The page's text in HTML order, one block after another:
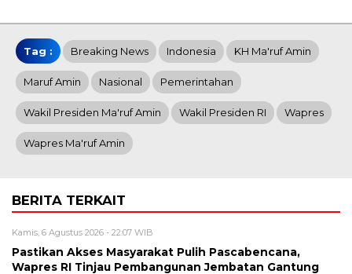
Tag : Breaking News Indonesia KH Ma'ruf Amin
Maruf Amin Nasional Pemerintahan
Wakil Presiden Ma'ruf Amin Wakil Presiden RI Wapres
Wapres Ma'ruf Amin
BERITA TERKAIT
Kamis, 6 Agustus 2026 - 22:07 WIB
Pastikan Akses Masyarakat Pulih Pascabencana,
Wapres RI Tinjau Pembangunan Jembatan Gantung